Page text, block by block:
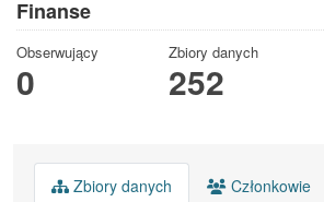
Finanse
Obserwujący
0
Zbiory danych
252
Zbiory danych Członkowie